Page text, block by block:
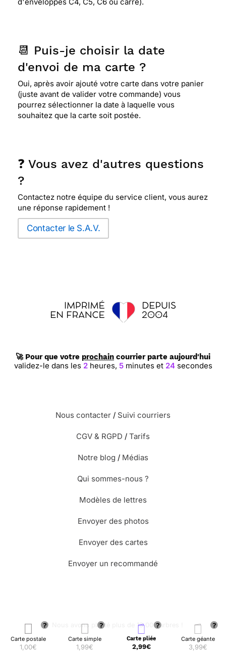
Carte postale
1,00€
Carte simple
1,99€
Carte pliée
2,99€
Carte géante
3,99€
📆 Puis-je choisir la date
d'envoi de ma carte ?
Oui, après avoir ajouté votre carte dans votre panier
(juste avant de valider votre commande) vous
pourrez sélectionner la date à laquelle vous
souhaitez que la carte soit postée.
❓ Vous avez d'autres questions
?
Contactez notre équipe du service client, vous aurez
une réponse rapidement !
Contacter le S.A.V.
🚀 Pour que votre prochain courrier parte aujourd'hui
validez-le dans les 2heures, 5minutes et 23secondes
Nous contacter / Suivi courriers
CGV & RGPD / Tarifs
Notre blog / Médias
Qui sommes-nous ?
Modèles de lettres
Envoyer des photos
Envoyer des cartes
Envoyer un recommandé
🌳 Nous avons planté plus de 13.000 arbres !